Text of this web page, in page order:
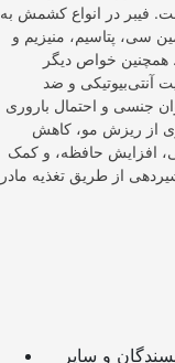
فیبر در انواع کشمش به
سی، پتاسیم، منیزیم و
خواص دیگر
آنتی‌بیوتیکی و ضد
جنسی و احتمال باروری
از ریزش مو، کاهش
افزایش حافظه، و کمک